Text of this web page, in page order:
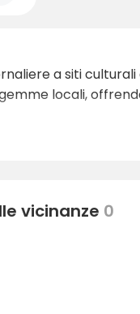
a siti
locali,
vicinanze 0